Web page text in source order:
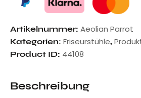
Artikelnummer: Aeolian Parrot
Kategorien: Friseurstühle,
Product ID: 44108
Beschreibung